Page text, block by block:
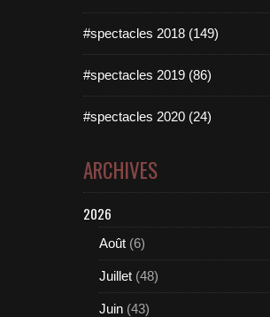
#spectacles 2018 (149)
#spectacles 2019 (86)
#spectacles 2020 (24)
ARCHIVES
2026
Août (6)
Juillet (48)
Juin (43)